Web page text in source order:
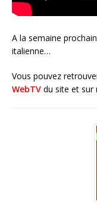
A la semaine
italienne…
Vous pouvez
WebTV du site et